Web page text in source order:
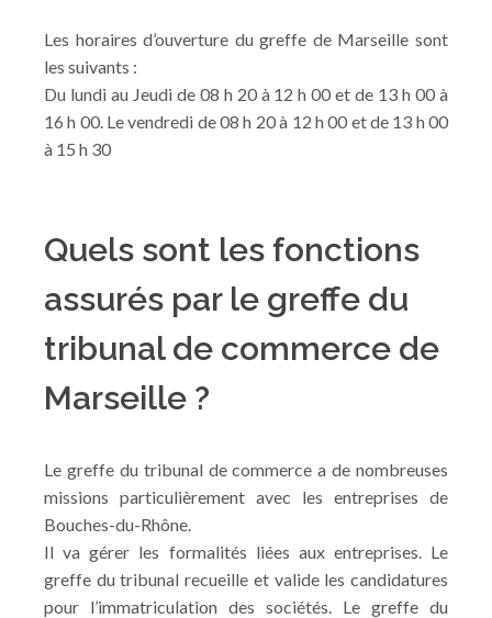
Les horaires d’ouverture du greffe de Marseille sont
les suivants :
Du lundi au Jeudi de 08 h 20 à 12 h 00 et de 13 h 00 à
16 h 00. Le vendredi de 08 h 20 à 12 h 00 et de 13 h 00
à 15 h 30
Quels sont les fonctions
assurés par le greffe du
tribunal de commerce de
Marseille ?
Le greffe du tribunal de commerce a de nombreuses
missions particulièrement avec les entreprises de
Bouches-du-Rhône.
Il va gérer les formalités liées aux entreprises. Le
greffe du tribunal recueille et valide les candidatures
pour l’immatriculation des sociétés. Le greffe du